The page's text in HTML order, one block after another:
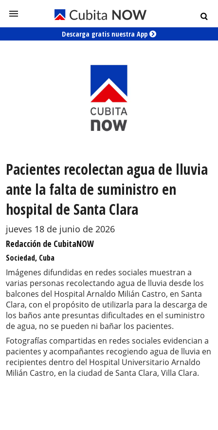
Descarga gratis nuestra App
Pacientes recolectan agua de lluvia
ante la falta de suministro en
hospital de Santa Clara
jueves 18 de junio de 2026
Redacción de CubitaNOW
Sociedad, Cuba
Imágenes difundidas en redes sociales muestran a
varias personas recolectando agua de lluvia desde los
balcones del Hospital Arnaldo Milián Castro, en Santa
Clara, con el propósito de utilizarla para la descarga de
los baños ante presuntas dificultades en el suministro
de agua, no se pueden ni bañar los pacientes.
Fotografías compartidas en redes sociales evidencian a
pacientes y acompañantes recogiendo agua de lluvia en
recipientes dentro del Hospital Universitario Arnaldo
Milián Castro, en la ciudad de Santa Clara, Villa Clara.